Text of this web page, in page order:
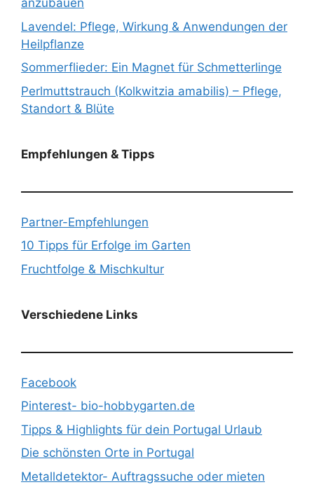
anzubauen
Lavendel: Pflege, Wirkung & Anwendungen der
Heilpflanze
Sommerflieder: Ein Magnet für Schmetterlinge
Perlmuttstrauch (Kolkwitzia amabilis) – Pflege,
Standort & Blüte
Empfehlungen & Tipps
Partner-Empfehlungen
10 Tipps für Erfolge im Garten
Fruchtfolge & Mischkultur
Verschiedene Links
Facebook
Pinterest- bio-hobbygarten.de
Tipps & Highlights für dein Portugal Urlaub
Die schönsten Orte in Portugal
Metalldetektor- Auftragssuche oder mieten